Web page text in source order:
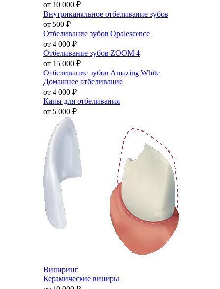
от 10 000 ₽
Внутриканальное отбеливание зубов
от 500 ₽
Отбеливание зубов Opalescence
от 4 000 ₽
Отбеливание зубов ZOOM 4
от 15 000 ₽
Отбеливание зубов Amazing White
Домашнее отбеливание
от 4 000 ₽
Капы для отбеливания
от 5 000 ₽
Виниринг
Керамические виниры